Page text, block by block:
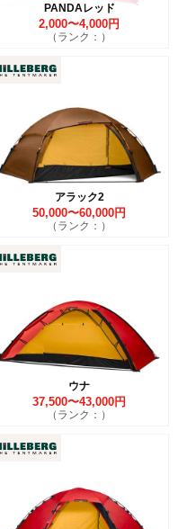
PANDAレッド
2,000〜4,000円
（ランク：）
アラック2
50,000〜60,000円
（ランク：）
ウナ
37,500〜43,000円
（ランク：）